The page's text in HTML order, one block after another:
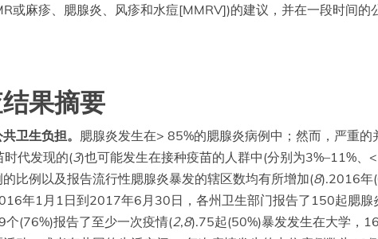
或麻疹、腮腺炎、风疹和水痘[MMRV])的建议，并在一段时间
果摘要
卫生负担。 腮腺炎发生在> 85%的腮腺炎病例中；然而，严重
时代发现的(3)也可能发生在接种疫苗的人群中(分别为3%–11%、
比例以及报告流行性腮腺炎暴发的辖区数均有所增加(8).2016年
年1月1日到2017年6月30日，各州卫生部门报告了150起腮腺
个(76%)报告了至少一次疫情(2,8).75起(50%)暴发发生在大学，